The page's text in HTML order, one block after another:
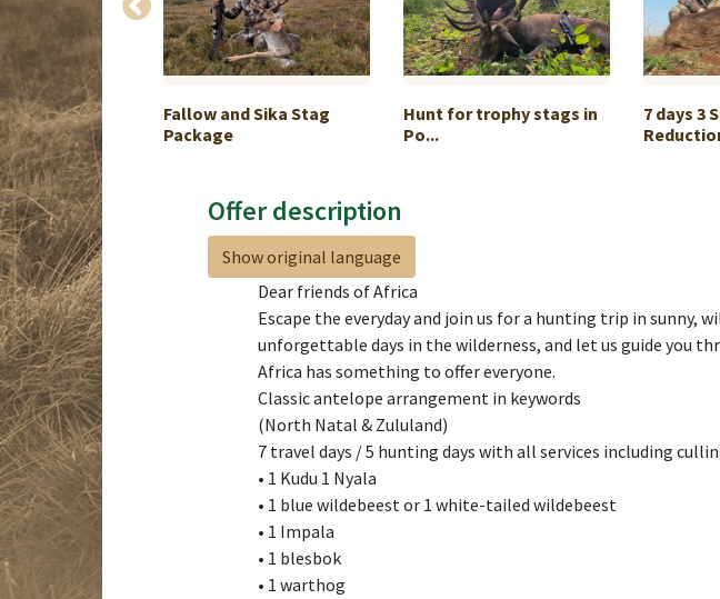
the Ultimate
Fallow and Sika Stag
Package
Hunt for trophy stags in
Po...
7 days 3
Offer description
Show original language
Dear friends of Africa
Escape the everyday and join us for a hunting trip in sunny,
unforgettable days in the wilderness, and let us guide you
Africa has something to offer everyone.
Classic antelope arrangement in keywords
(North Natal & Zululand)
7 travel days / 5 hunting days with all services including
• 1 Kudu 1 Nyala
• 1 blue wildebeest or 1 white-tailed wildebeest
• 1 Impala
• 1 blesbok
• 1 warthog